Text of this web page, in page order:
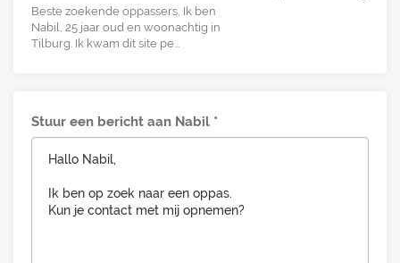
Beste zoekende oppassers, Ik ben
Nabil, 25 jaar oud en woonachtig in
Tilburg. Ik kwam dit site pe...
Stuur een bericht aan Nabil